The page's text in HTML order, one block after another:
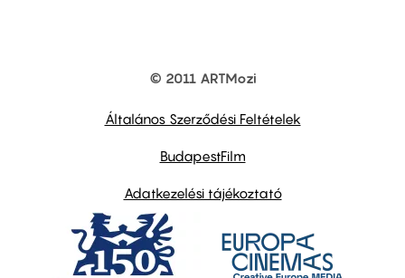
© 2011 ARTMozi
Általános Szerződési Feltételek
BudapestFilm
Adatkezelési tájékoztató